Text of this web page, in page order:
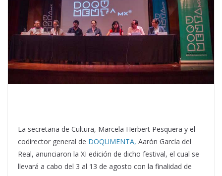
La secretaria de Cultura, Marcela Herbert Pesquera y el
codirector general de DOQUMENTA, Aarón García del
Real, anunciaron la XI edición de dicho festival, el cual se
llevará a cabo del 3 al 13 de agosto con la finalidad de